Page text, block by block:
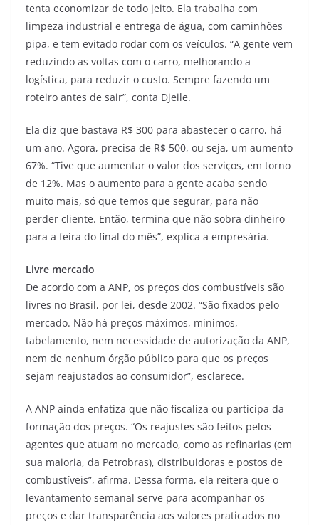
tenta economizar de todo jeito. Ela trabalha com
limpeza industrial e entrega de água, com caminhões
pipa, e tem evitado rodar com os veículos. “A gente vem
reduzindo as voltas com o carro, melhorando a
logística, para reduzir o custo. Sempre fazendo um
roteiro antes de sair”, conta Djeile.
Ela diz que bastava R$ 300 para abastecer o carro, há
um ano. Agora, precisa de R$ 500, ou seja, um aumento
67%. “Tive que aumentar o valor dos serviços, em torno
de 12%. Mas o aumento para a gente acaba sendo
muito mais, só que temos que segurar, para não
perder cliente. Então, termina que não sobra dinheiro
para a feira do final do mês”, explica a empresária.
Livre mercado
De acordo com a ANP, os preços dos combustíveis são
livres no Brasil, por lei, desde 2002. “São fixados pelo
mercado. Não há preços máximos, mínimos,
tabelamento, nem necessidade de autorização da ANP,
nem de nenhum órgão público para que os preços
sejam reajustados ao consumidor”, esclarece.
A ANP ainda enfatiza que não fiscaliza ou participa da
formação dos preços. “Os reajustes são feitos pelos
agentes que atuam no mercado, como as refinarias (em
sua maioria, da Petrobras), distribuidoras e postos de
combustíveis”, afirma. Dessa forma, ela reitera que o
levantamento semanal serve para acompanhar os
preços e dar transparência aos valores praticados no